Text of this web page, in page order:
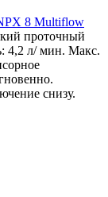
8 Multiflow
проточный
4,2 л/ мин. Макс.
снизу.